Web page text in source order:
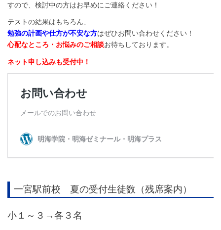
すので、検討中の方はお早めにご連絡ください！
テストの結果はもちろん、
勉強の計画や仕方が不安な方はぜひお問い合わせください！
心配なところ・お悩みのご相談お待ちしております。
ネット申し込みも受付中！
一宮駅前校 夏の受付生徒数（残席案内）
小１～３→各３名